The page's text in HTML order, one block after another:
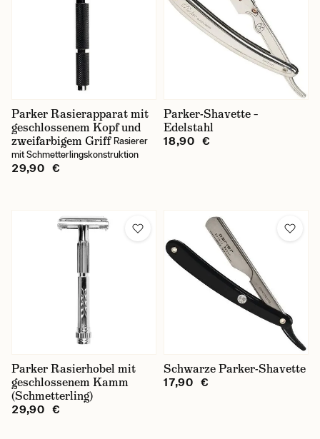
Parker Rasierapparat mit
geschlossenem Kopf und
zweifarbigem Griff Rasierer
mit Schmetterlingskonstruktion
29,90 €
Parker-Shavette –
Edelstahl
18,90 €
Parker Rasierhobel mit
geschlossenem Kamm
(Schmetterling)
29,90 €
Schwarze Parker-Shavette
17,90 €